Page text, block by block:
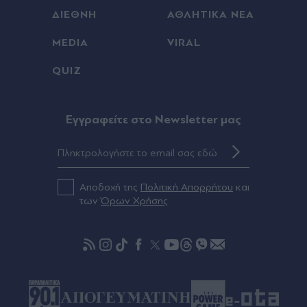
Νέα εθνική πολιτική για την ελληνομάθεια: Οι
Παιδείας για τη διάδοση της ελληνικής γλώσσας
Πριν 42 λεπτά
Πυρκαγιές: Μετά από 10 ημέρες καμία περιοχή σε
πορτοκαλί και κόκκινο συναγερμό - Ο χάρτης για
Πριν 45 λεπτά
ανακοινώθηκε από την Ρίβερ Πλέιτ - Το "αντίο"
του στους Πειραιώτες
ΔΙΕΘΝΗ ΑΘΛΗΤΙΚΑ ΝΕΑ
MEDIA VIRAL
QUIZ
Eγγραφείτε στο Newsletter μας
Αποδοχή της Πολιτική Απορρήτου και
τωνΌρων Χρήσης